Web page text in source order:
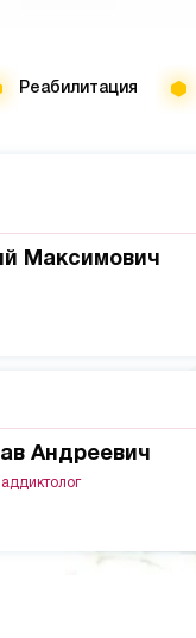
Реабилитация
Максимович
Андреевич
аддиктолог